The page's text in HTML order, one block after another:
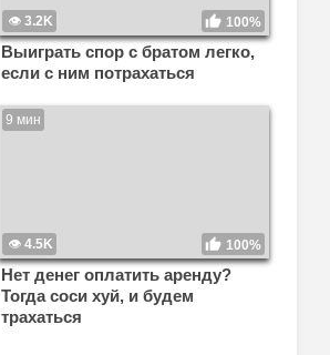
3.2K 100%
Выиграть спор с братом легко,
если с ним потрахаться
9 мин
4.5K 100%
Нет денег оплатить аренду?
Тогда соси хуй, и будем
трахаться